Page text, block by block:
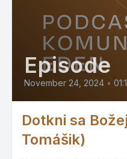
Episode
November 24, 2024 •
Dotkni sa
Tomášik)